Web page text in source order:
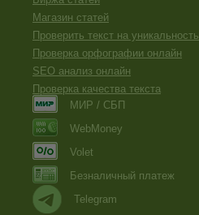
Магазин статей
Проверить текст на уникальность
Проверка орфографии онлайн
SEO анализ онлайн
Проверка качества текста
МИР / СБП
WebMoney
Volet
Безналичный платеж
Telegram